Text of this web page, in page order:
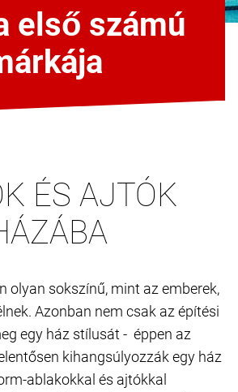
első számú
ÉS AJTÓK
olyan sokszínű, mint az emberek,
Azonban nem csak az építési
egy ház stílusát - éppen az
kihangsúlyozzák egy ház
ablakokkal és ajtókkal